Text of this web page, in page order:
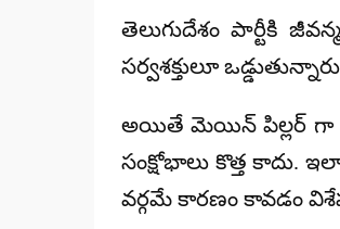
తెలుగుదేశం పార్టీకి
సర్వశక్తులూ
అయితే మెయిన్ పిల్లర్ గా
సంక్షోభాలు కొత్త కాదు.
వర్గమే కారణం కావడం